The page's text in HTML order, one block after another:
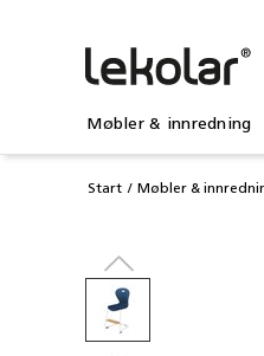
Møbler & innredning
Start Møbler &